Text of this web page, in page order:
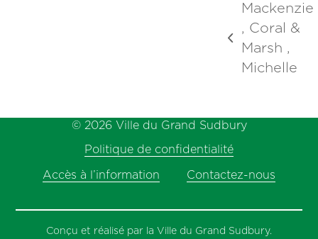
previous
post:
Mackenzie
, Coral &
Marsh ,
Michelle
© 2026 Ville du Grand Sudbury
Politique de confidentialité
Accès à l’information Contactez-nous
Conçu et réalisé par la Ville du Grand Sudbury.